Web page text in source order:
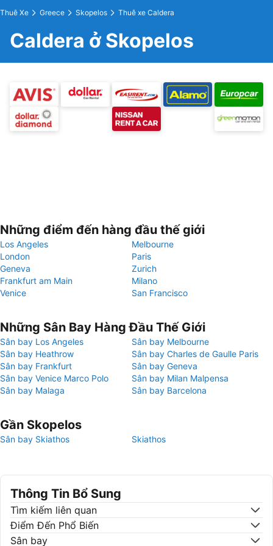
Thuê Xe Greece Skopelos Thuê xe Caldera
Caldera ở Skopelos
Những điểm đến hàng đầu thế giới
Los Angeles
Melbourne
London
Paris
Geneva
Zurich
Frankfurt am Main
Milano
Venice
San Francisco
Những Sân Bay Hàng Đầu Thế Giới
Sân bay Los Angeles
Sân bay Melbourne
Sân bay Heathrow
Sân bay Charles de Gaulle Paris
Sân bay Frankfurt
Sân bay Geneva
Sân bay Venice Marco Polo
Sân bay Milan Malpensa
Sân bay Malaga
Sân bay Barcelona
Gần Skopelos
Sân bay Skiathos Skiathos
Thông Tin Bổ Sung
Tìm kiếm liên quan
Điểm Đến Phổ Biến
Sân bay